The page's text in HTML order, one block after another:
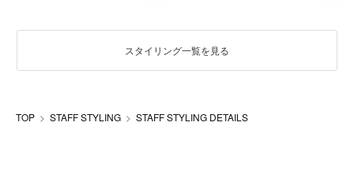
スタイリング一覧を見る
TOP STAFF STYLING STAFF STYLING DETAILS